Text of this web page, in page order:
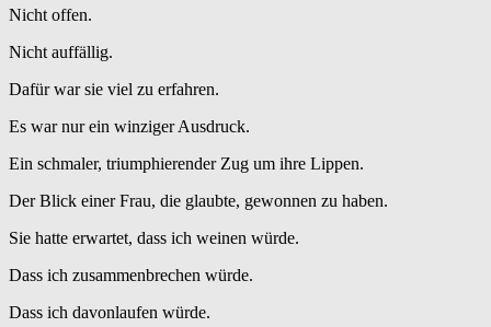
Nicht offen.
Nicht auffällig.
Dafür war sie viel zu erfahren.
Es war nur ein winziger Ausdruck.
Ein schmaler, triumphierender Zug um ihre Lippen.
Der Blick einer Frau, die glaubte, gewonnen zu haben.
Sie hatte erwartet, dass ich weinen würde.
Dass ich zusammenbrechen würde.
Dass ich davonlaufen würde.